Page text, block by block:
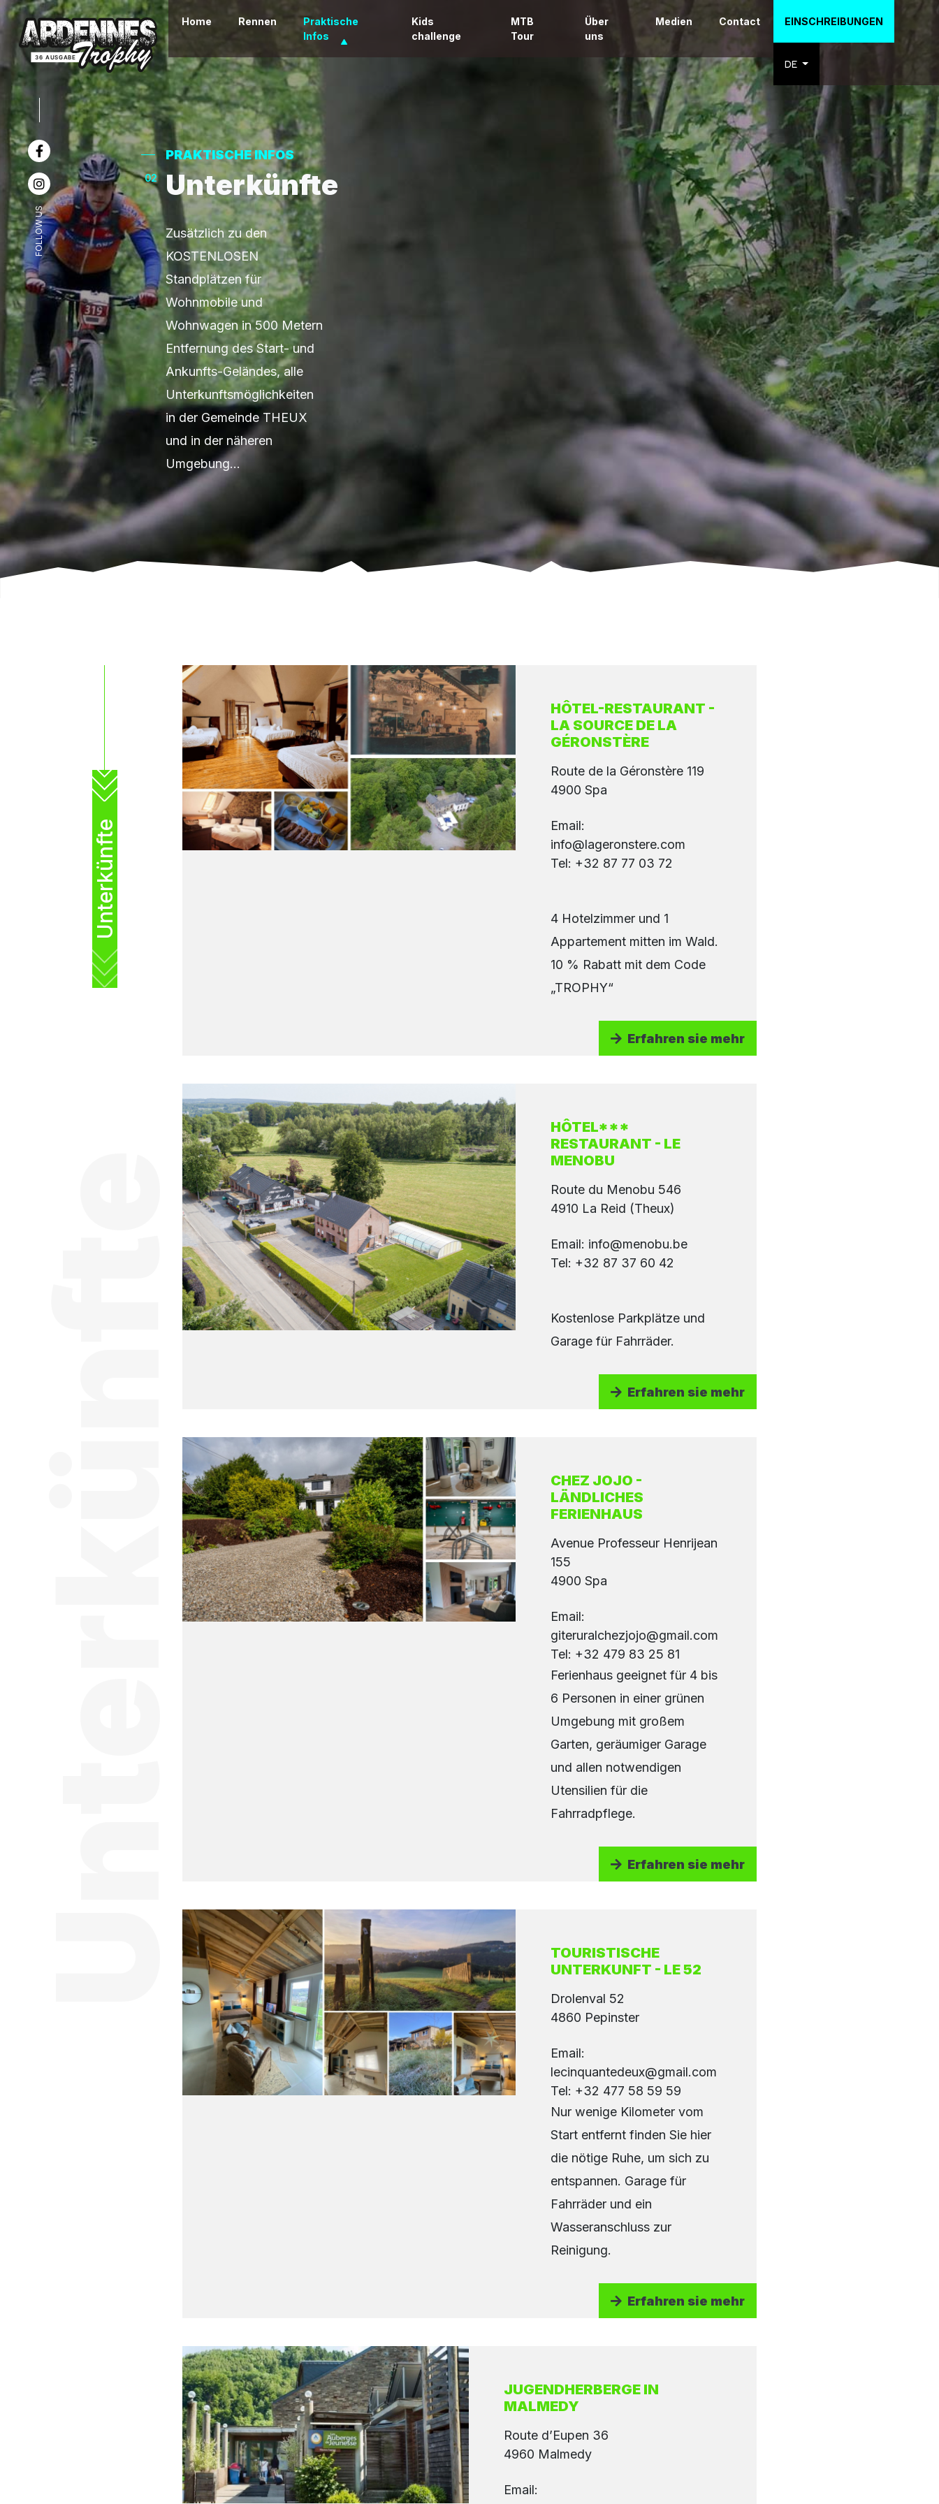
EINSCHREIBUNGEN
DE
Home Rennen
Praktische
Infos
Kids
challenge
MTB
Tour
Über
uns
Medien Contact
FOLLOW US
PRAKTISCHE INFOS
02 Unterkünfte
Zusätzlich zu den
KOSTENLOSEN
Standplätzen für
Wohnmobile und
Wohnwagen in 500 Metern
Entfernung des Start- und
Ankunfts-Geländes, alle
Unterkunftsmöglichkeiten
in der Gemeinde THEUX
und in der näheren
Umgebung…
Unterkünfte
Unterkünfte
HÔTEL-RESTAURANT -
LA SOURCE DE LA
GÉRONSTÈRE
Route de la Géronstère 119
4900 Spa
Email:
info@lageronstere.com
Tel: +32 87 77 03 72
4 Hotelzimmer und 1
Appartement mitten im Wald.
10 % Rabatt mit dem Code
„TROPHY“
Erfahren sie mehr
HÔTEL***
RESTAURANT - LE
MENOBU
Route du Menobu 546
4910 La Reid (Theux)
Email: info@menobu.be
Tel: +32 87 37 60 42
Kostenlose Parkplätze und
Garage für Fahrräder.
Erfahren sie mehr
CHEZ JOJO -
LÄNDLICHES
FERIENHAUS
Avenue Professeur Henrijean
155
4900 Spa
Email:
giteruralchezjojo@gmail.com
Tel: +32 479 83 25 81
Ferienhaus geeignet für 4 bis
6 Personen in einer grünen
Umgebung mit großem
Garten, geräumiger Garage
und allen notwendigen
Utensilien für die
Fahrradpflege.
Erfahren sie mehr
TOURISTISCHE
UNTERKUNFT - LE 52
Drolenval 52
4860 Pepinster
Email:
lecinquantedeux@gmail.com
Tel: +32 477 58 59 59
Nur wenige Kilometer vom
Start entfernt finden Sie hier
die nötige Ruhe, um sich zu
entspannen. Garage für
Fahrräder und ein
Wasseranschluss zur
Reinigung.
Erfahren sie mehr
JUGENDHERBERGE IN
MALMEDY
Route d’Eupen 36
4960 Malmedy
Email: